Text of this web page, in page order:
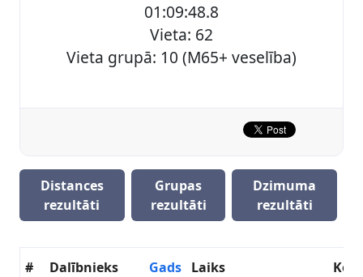
01:09:48.8
Vieta: 62
Vieta grupā: 10 (M65+ veselība)
Distances
rezultāti
Grupas
rezultāti
Dzimuma
rezultāti
# Dalībnieks Gads Laiks